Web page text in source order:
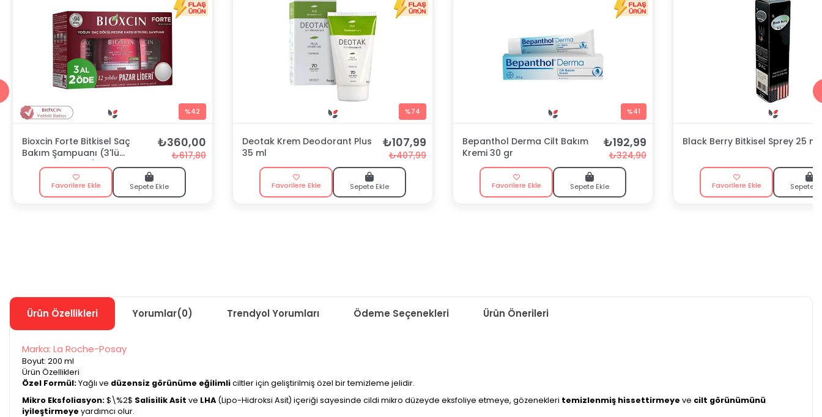
%42
Bioxcin Forte Bitkisel Saç
Bakım Şampuanı (3'lü
Ekonomik Paket)
₺360,00
₺617,80
Favorilere Ekle Sepete Ekle
%74
Deotak Krem Deodorant Plus
35 ml
₺107,99
₺407,99
Favorilere Ekle Sepete Ekle
%41
Bepanthol Derma Cilt Bakım
Kremi 30 gr
₺192,99
₺324,90
Favorilere Ekle Sepete Ekle
Black Berry Bitkisel Sprey 25 ml
Favorilere Ekle Sepete
Ürün Özellikleri Yorumlar(0) Trendyol Yorumları Ödeme Seçenekleri Ürün Önerileri
Marka: La Roche-Posay
Boyut: 200 ml
Ürün Özellikleri
Özel Formül:Yağlı ve düzensiz görünüme eğilimliciltler için geliştirilmiş özel bir temizleme jelidir.
Mikro Eksfoliasyon:$\%2$ Salisilik Asit ve LHA (Lipo-Hidroksi Asit) içeriği sayesinde cildi mikro düzeyde eksfoliye etmeye, gözenekleri temizlenmiş hissettirmeye ve cilt görünümünü
iyileştirmeye yardımcı olur.